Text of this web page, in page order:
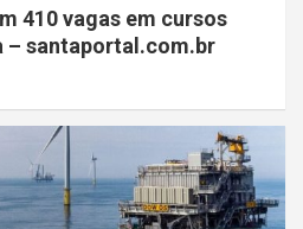
410 vagas em cursos
santaportal.com.br